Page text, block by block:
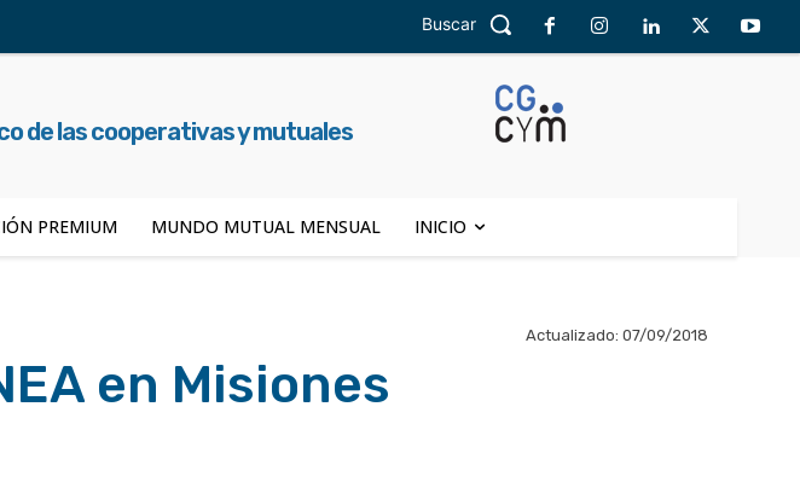
Buscar
de las cooperativas y mutuales
PREMIUM MUNDO MUTUAL MENSUAL INICIO
Actualizado: 07/09/2018
en Misiones